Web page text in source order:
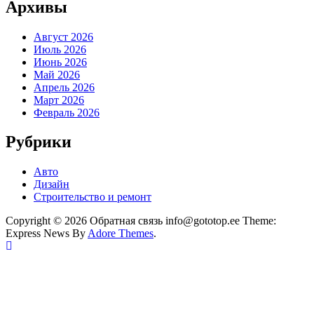
Архивы
Август 2026
Июль 2026
Июнь 2026
Май 2026
Апрель 2026
Март 2026
Февраль 2026
Рубрики
Авто
Дизайн
Строительство и ремонт
Copyright © 2026 Обратная связь info@gototop.ee Theme:
Express News By Adore Themes.